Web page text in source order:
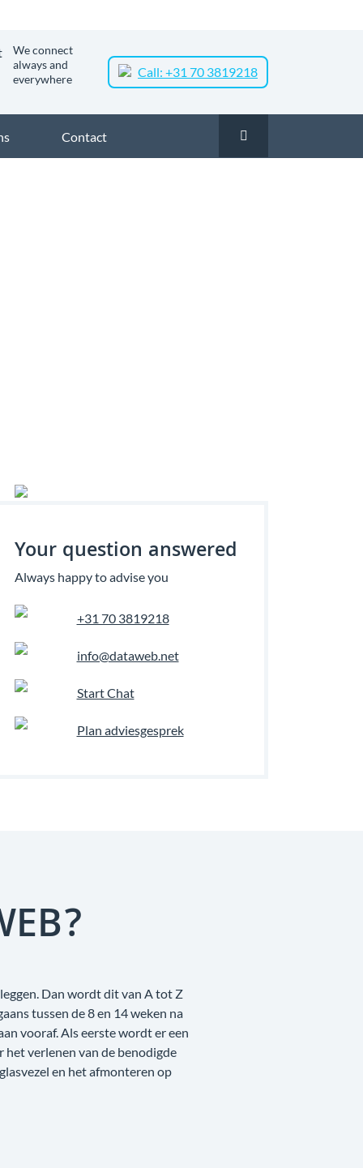
We connect
always and
everywhere
Call: +31 70 3819218
Contact
Your question answered
Always happy to advise you
+31 70 3819218
info@dataweb.net
Start Chat
Plan adviesgesprek
Dan wordt dit van A tot Z
tussen de 8 en 14 weken na
vooraf. Als eerste wordt er een
het verlenen van de benodigde
en het afmonteren op